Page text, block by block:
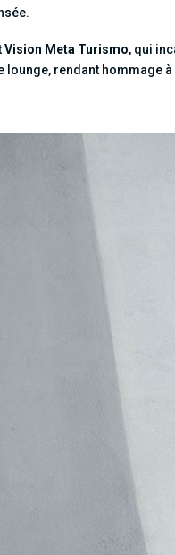
Vision Meta Turismo, qui
rendant hommage